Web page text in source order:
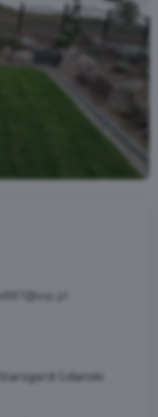
Gdański